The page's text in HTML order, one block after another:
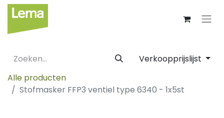
Verkoopprijslijst
Alle producten
Stofmasker FFP3 ventiel type 6340 - 1x5st